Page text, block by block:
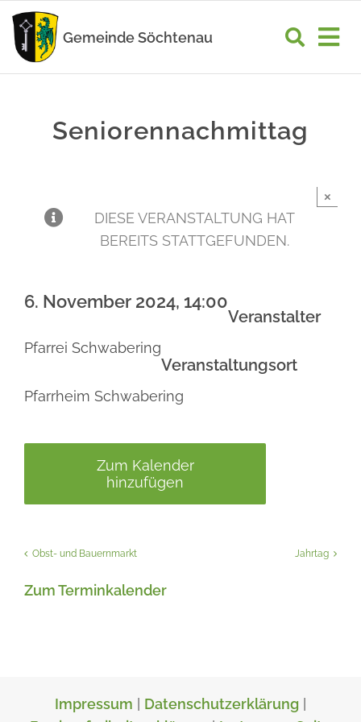
Zum
Inhalt
springen
Gemeinde Söchtenau
RATHAUS
WIRTSCHAFT
UNSER ORT
Seniorennachmittag
DIESE VERANSTALTUNG HAT
BEREITS STATTGEFUNDEN.
×
6. November 2024, 14:00
Veranstalter
Pfarrei Schwabering
Veranstaltungsort
Pfarrheim Schwabering
Zum Kalender
hinzufügen
Obst- und Bauernmarkt Jahrtag
Zum Terminkalender
Impressum Datenschutzerklärung